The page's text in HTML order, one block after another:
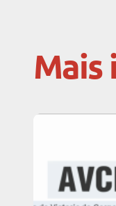
Mais